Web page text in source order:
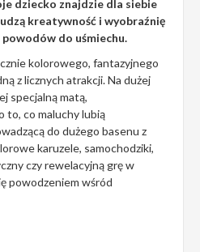
dziecko znajdzie dla siebie
kreatywność i wyobraźnię
do uśmiechu.
kolorowego, fantazyjnego
z licznych atrakcji. Na dużej
specjalną matą,
to, co maluchy lubią
do dużego basenu z
karuzele, samochodziki,
czy rewelacyjną grę w
powodzeniem wśród